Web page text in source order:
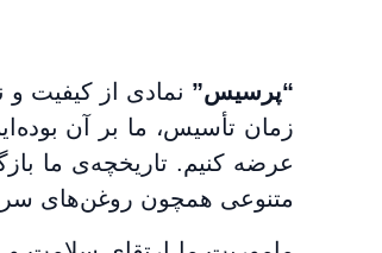
“پرسیس” نمادی از کیفیت
زمان تأسیس، ما بر آن
عرضه کنیم. تاریخچه‌ی ما
متنوعی همچون روغن‌های